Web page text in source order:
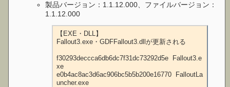
製品バージョン：1.1.12.000、ファイルバージョン：
1.1.12.000
【EXE・DLL】
Fallout3.exe・GDFFallout3.dllが更新される
f30293deccca6db6dc7f31dc73292d5e  Fallout3.e
xe
e0b4ac8ac3d6ac906bc5b5b200e16770  FalloutLa
uncher.exe